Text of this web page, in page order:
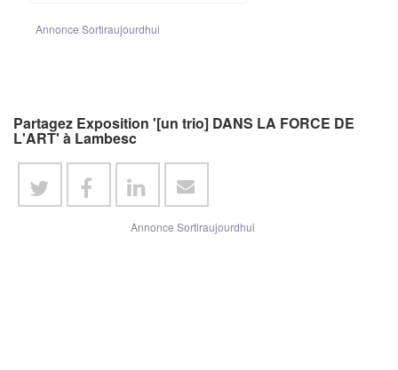
Annonce Sortiraujourdhui
Partagez Exposition '[un trio] DANS LA FORCE DE
L'ART' à Lambesc
Annonce Sortiraujourdhui